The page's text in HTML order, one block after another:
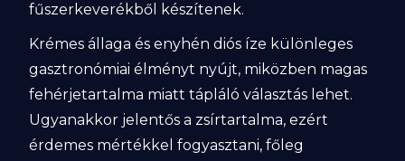
fűszerkeverékből készítenek.
Krémes állaga és enyhén diós íze különleges
gasztronómiai élményt nyújt, miközben magas
fehérjetartalma miatt tápláló választás lehet.
Ugyanakkor jelentős a zsírtartalma, ezért
érdemes mértékkel fogyasztani, főleg